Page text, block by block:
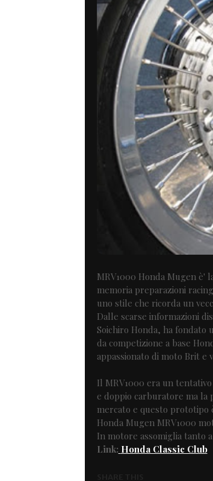
MRV1000 Honda Mugen è'
memoria preparazioni
uno stile che ricorda un
Dalle scarse informazioni
Soichiro Honda, ha fondato
da competizione a base
appassionato di moto Brit e
Il MRV1000 era un
e doppio carburatore ma la
mercato e questo prototipo
Honda Mugen MRV1000
In motore assomiglia tanto
Link: Honda Classic Club